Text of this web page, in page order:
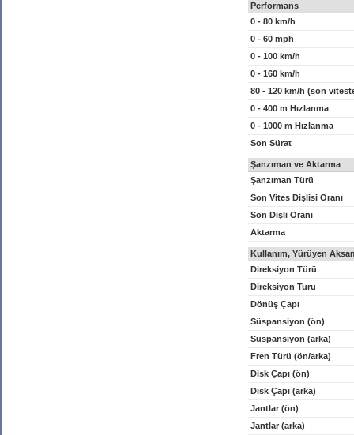
Performans
0 - 80 km/h
0 - 60 mph
0 - 100 km/h
0 - 160 km/h
80 - 120 km/h (son
0 - 400 m Hızlanma
0 - 1000 m Hızlanma
Son Sürat
Şanzıman ve Aktarma
Şanzıman Türü
Son Vites Dişlisi Oranı
Son Dişli Oranı
Aktarma
Kullanım, Yürüyen
Direksiyon Türü
Direksiyon Turu
Dönüş Çapı
Süspansiyon (ön)
Süspansiyon (arka)
Fren Türü (ön/arka)
Disk Çapı (ön)
Disk Çapı (arka)
Jantlar (ön)
Jantlar (arka)